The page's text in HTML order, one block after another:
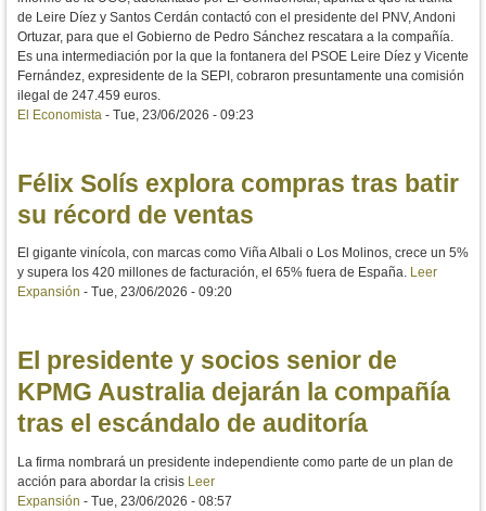
de Leire Díez y Santos Cerdán contactó con el presidente del PNV, Andoni
Ortuzar, para que el Gobierno de Pedro Sánchez rescatara a la compañía.
Es una intermediación por la que la fontanera del PSOE Leire Díez y Vicente
Fernández, expresidente de la SEPI, cobraron presuntamente una comisión
ilegal de 247.459 euros.
El Economista - Tue, 23/06/2026 - 09:23
Félix Solís explora compras tras batir
su récord de ventas
El gigante vinícola, con marcas como Viña Albali o Los Molinos, crece un 5%
y supera los 420 millones de facturación, el 65% fuera de España. Leer
Expansión - Tue, 23/06/2026 - 09:20
El presidente y socios senior de
KPMG Australia dejarán la compañía
tras el escándalo de auditoría
La firma nombrará un presidente independiente como parte de un plan de
acción para abordar la crisis Leer
Expansión - Tue, 23/06/2026 - 08:57